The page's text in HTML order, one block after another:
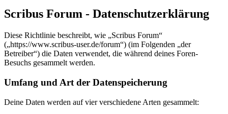
Scribus Forum - Datenschutzerklärung
Diese Richtlinie beschreibt, wie „Scribus Forum“
(„https://www.scribus-user.de/forum“) (im Folgenden „der
Betreiber“) die Daten verwendet, die während deines Foren-
Besuchs gesammelt werden.
Umfang und Art der Datenspeicherung
Deine Daten werden auf vier verschiedene Arten gesammelt: